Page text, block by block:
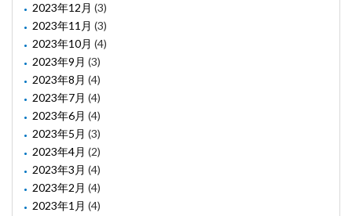
2023年12月 (3)
2023年11月 (3)
2023年10月 (4)
2023年9月 (3)
2023年8月 (4)
2023年7月 (4)
2023年6月 (4)
2023年5月 (3)
2023年4月 (2)
2023年3月 (4)
2023年2月 (4)
2023年1月 (4)